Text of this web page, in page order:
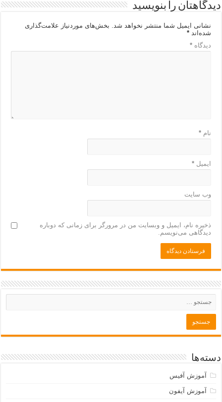
دیدگاهتان را بنویسید
نشانی ایمیل شما منتشر نخواهد شد. بخش‌های موردنیاز علامت‌گذاری
شده‌اند*
دیدگاه*
نام*
ایمیل*
وب‌ سایت
ذخیره نام، ایمیل و وبسایت من در مرورگر برای زمانی که دوباره
دیدگاهی می‌نویسم.
دسته‌ها
آموزش آفیس
آموزش آیفون